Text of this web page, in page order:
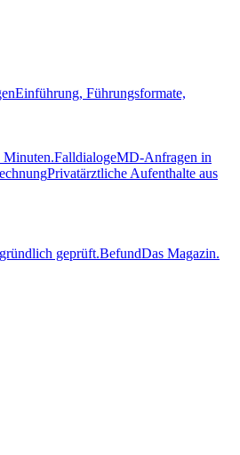
Einführung, Führungsformate,
Minuten.FalldialogeMD-Anfragen in
Privatärztliche Aufenthalte aus
geprüft.BefundDas Magazin.